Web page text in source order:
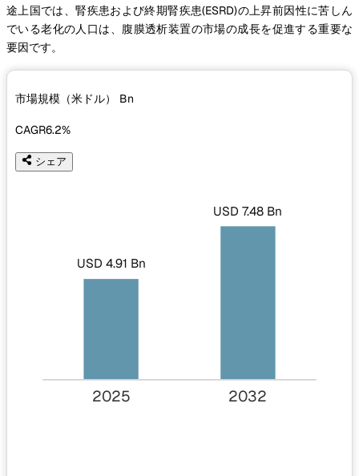
途上国では、腎疾患および終期腎疾患(ESRD)の上昇前因性に苦しん
でいる老化の人口は、腹膜透析装置の市場の成長を促進する重要な
要因です。
市場規模（米ドル） Bn
CAGR6.2%
シェア
USD 4.91 Bn
USD 7.48 Bn
2025 2032